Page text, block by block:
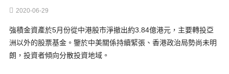
2020-06-29
強積金資產於5月份從中港股市淨撤出約3.84億港元，主要轉投亞
洲以外的股票基金。鑒於中美關係持續緊張、香港政治局勢尚未明
朗，投資者傾向分散投資地域。